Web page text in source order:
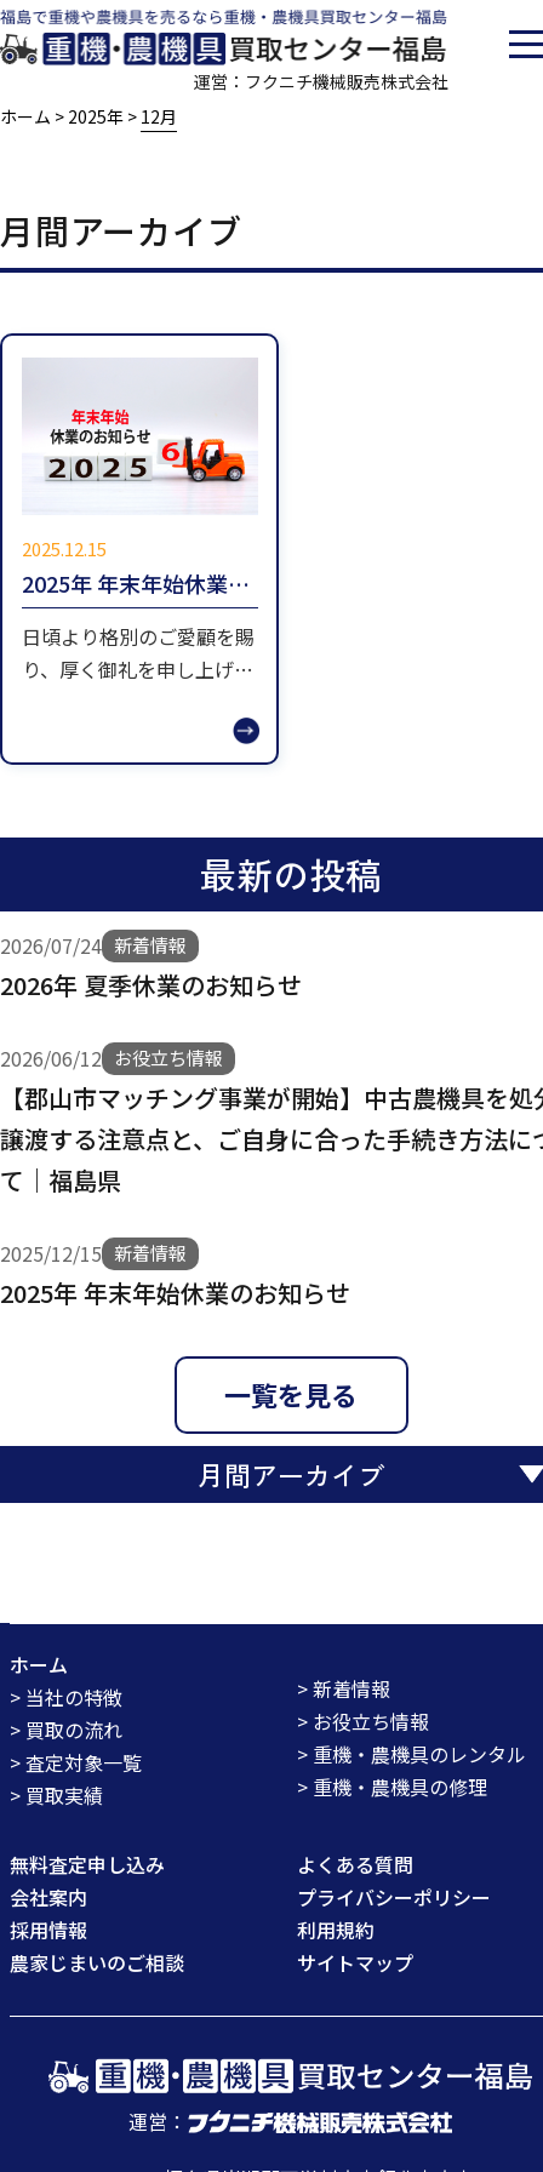
運営：フクニチ機械販売株式会社
査定対象一覧
よくある質問
－ 新着情報
－ 重機・農機具をレンタルしたい方
－ 重機・農機具を修理したい方
－ 農家じまいのご相談をしたい方
－ サイトマップ
ホーム > 2025年 > 12月
月間アーカイブ
2025.12.15
2025年 年末年始休業の
お知らせ
日頃より格別のご愛顧を賜
り、厚く御礼を申し上げま
期間を年末年始休業とさせ
ていただきます。 年内最終
（金） 休業期間 2025年12
月27日（土）～2026年１最新の投稿
2026/07/24 新着情報
2026年 夏季休業のお知らせ
2026/06/12 お役立ち情報
【郡山市マッチング事業が開始】中古農機具を処
譲渡する注意点と、ご自身に合った手続き方法に
て｜福島県
2025/12/15 新着情報
2025年 年末年始休業のお知らせ
一覧を見る
月間アーカイブ
ホーム
> 当社の特徴
> 買取の流れ
> 査定対象一覧
> 買取実績
> 新着情報
> お役立ち情報
> 重機・農機具のレンタル
> 重機・農機具の修理
無料査定申し込み
会社案内
採用情報
農家じまいのご相談
よくある質問
プライバシーポリシー
利用規約
サイトマップ
運営：